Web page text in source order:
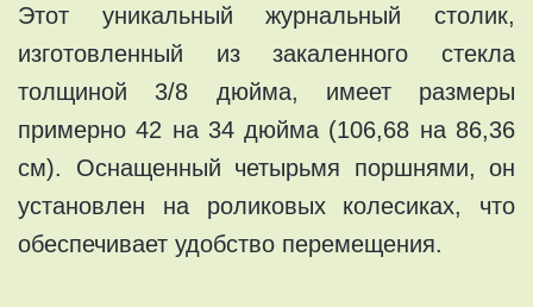
Этот уникальный журнальный столик,
изготовленный из закаленного стекла
толщиной 3/8 дюйма, имеет размеры
примерно 42 на 34 дюйма (106,68 на 86,36
см). Оснащенный четырьмя поршнями, он
установлен на роликовых колесиках, что
обеспечивает удобство перемещения.